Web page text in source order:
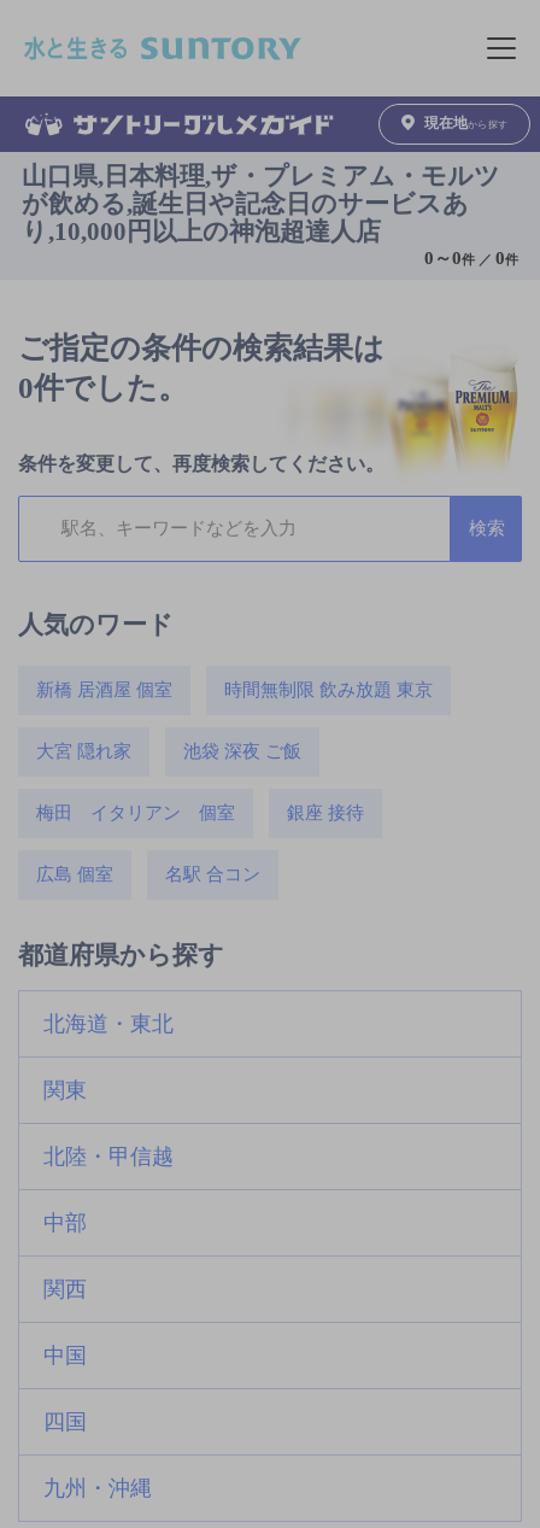
メニュ
現在地から探す
山口県,日本料理,ザ・プレミアム・モルツ
が飲める,誕生日や記念日のサービスあ
り,10,000円以上の神泡超達人店
0 ～0件 ／0件
ご指定の条件の検索結果は
0件でした。
条件を変更して、再度検索してください。
人気のワード
新橋 居酒屋 個室 時間無制限 飲み放題 東京
大宮 隠れ家 池袋 深夜 ご飯
梅田 イタリアン 個室 銀座 接待
広島 個室 名駅 合コン
都道府県から探す
北海道・東北
関東
北陸・甲信越
中部
関西
中国
四国
九州・沖縄